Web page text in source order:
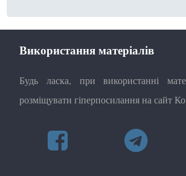
Використання матеріалів
Будь ласка, при використанні
розміщувати гіперпосилання на сайт